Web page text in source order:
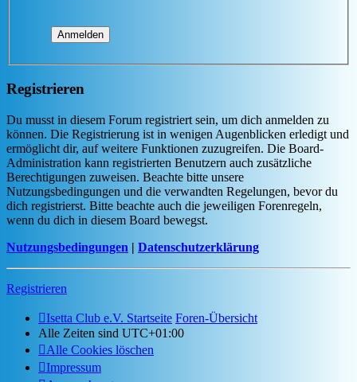
Registrieren
Du musst in diesem Forum registriert sein, um dich anmelden zu
können. Die Registrierung ist in wenigen Augenblicken erledigt und
ermöglicht dir, auf weitere Funktionen zuzugreifen. Die Board-
Administration kann registrierten Benutzern auch zusätzliche
Berechtigungen zuweisen. Beachte bitte unsere
Nutzungsbedingungen und die verwandten Regelungen, bevor du
dich registrierst. Bitte beachte auch die jeweiligen Forenregeln,
wenn du dich in diesem Board bewegst.
Nutzungsbedingungen | Datenschutzerklärung
Registrieren
Isetta Club e.V. Startseite Foren-Übersicht
Alle Zeiten sind UTC+01:00
Alle Cookies löschen
Impressum